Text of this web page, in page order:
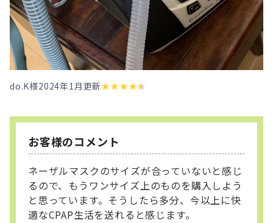
do.K様2024年1月更新★★★★★
お客様のコメント
ネーザルマスクのサイズが合っていないと感じ
るので、もうワンサイズ上のものを購入しよう
と思っています。そうしたら多分、今以上に快
適なCPAP生活を送れると感じます。